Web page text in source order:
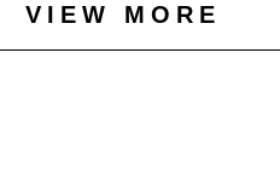
VIEW MORE